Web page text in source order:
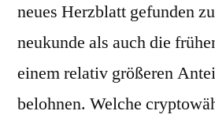
neues Herzblatt gefunden
neukunde als auch die
einem relativ größeren
belohnen. Welche